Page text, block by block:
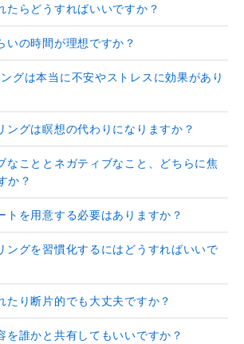
たらどうすればいいですか？
いの時間が理想ですか？
グは本当に不安やストレスに効果があり
ングは瞑想の代わりになりますか？
なこととネガティブなこと、どちらに焦
か？
トを用意する必要はありますか？
ングを習慣化するにはどうすればいいで
たり断片的でも大丈夫ですか？
を誰かと共有してもいいですか？